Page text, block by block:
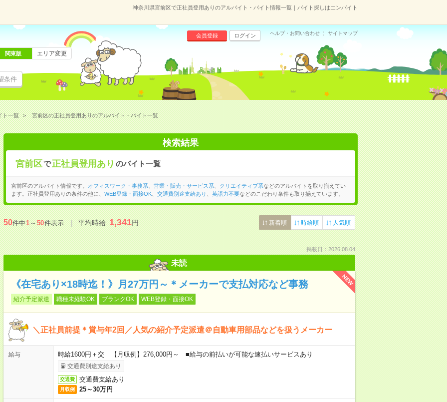
神奈川県宮前区で正社員登用ありのアルバイト・バイト情報一覧｜バイト探しはエンバイト
条件
会員登録 ログイン ヘルプ・お問い合わせ サイトマップ
関東版 エリア変更
ト一覧 宮前区の正社員登用ありのアルバイト・バイト一覧
検索結果
宮前区で 正社員登用あり のバイト一覧
宮前区のアルバイト情報です。 オフィスワーク・事務系 営業・販売・サービス系 クリエイティブ系などのアルバイトを取り揃えてい
ます。正社員登用ありの条件の他に、 WEB登録・面接OK、 交通費別途支給あり 英語力不要などのこだわり条件も取り揃えています。
50件中1～50件表示 平均時給:1,341円 新着順 時給順 人気順
掲載日：2026.08.04
未読
NEW
《在宅あり×18時迄！》月27万円～＊メーカーで支払対応など事務
紹介予定派遣 職種未経験OK ブランクOK WEB登録・面接OK
＼正社員前提＊賞与年2回／人気の紹介予定派遣＠自動車用部品などを扱うメーカー
給与 時給1600円＋交 【月収例】276,000円～ ■給与の前払いが可能な速払いサービスあり
交通費別途支給あり
交通費 交通費支給あり
月収例 25～30万円